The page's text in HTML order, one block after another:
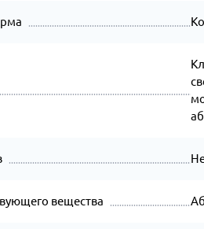
вещества